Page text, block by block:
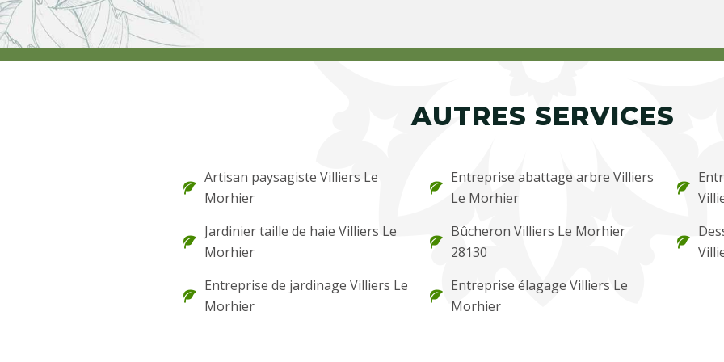
AUTRES SERVICES
Artisan paysagiste Villiers Le
Morhier
Jardinier taille de haie Villiers Le
Morhier
Entreprise de jardinage Villiers Le
Morhier
Entreprise abattage arbre Villiers
Le Morhier
Bûcheron Villiers Le Morhier
28130
Entreprise élagage Villiers Le
Morhier